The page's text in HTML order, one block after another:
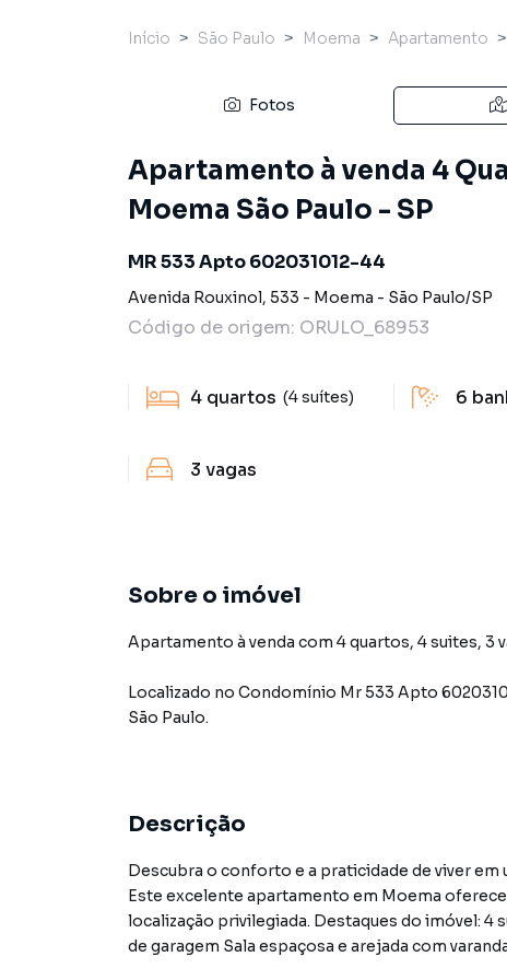
Início São Paulo Moema Apartamento
Fotos
Apartamento à venda 4
Moema São Paulo - SP
MR 533 Apto 602031012-44
Avenida Rouxinol, 533 - Moema - São Paulo/SP
Código de origem: ORULO_68953
4 quartos (4 suítes) 6
3 vagas
Sobre o imóvel
Apartamento à venda com 4 quartos, 4 suites, 3
Localizado no Condomínio Mr 533 Apto
São Paulo.
Descrição
Descubra o conforto e a praticidade de viver
Este excelente apartamento em Moema
localização privilegiada. Destaques do imóvel: 4
de garagem Sala espaçosa e arejada com